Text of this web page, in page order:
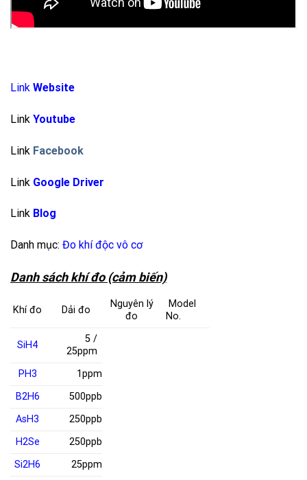
Link Website
Link Youtube
Link Facebook
Link Google Driver
Link Blog
Danh mục: Đo khí độc vô cơ
Danh sách khí đo (cảm biến)
Khí đo Dải đo
Nguyên lý
đo
Model
No.
SiH4
5 /
25ppm
PH3
1ppm
B2H6
500ppb
AsH3
250ppb
H2Se
250ppb
Si2H6
25ppm